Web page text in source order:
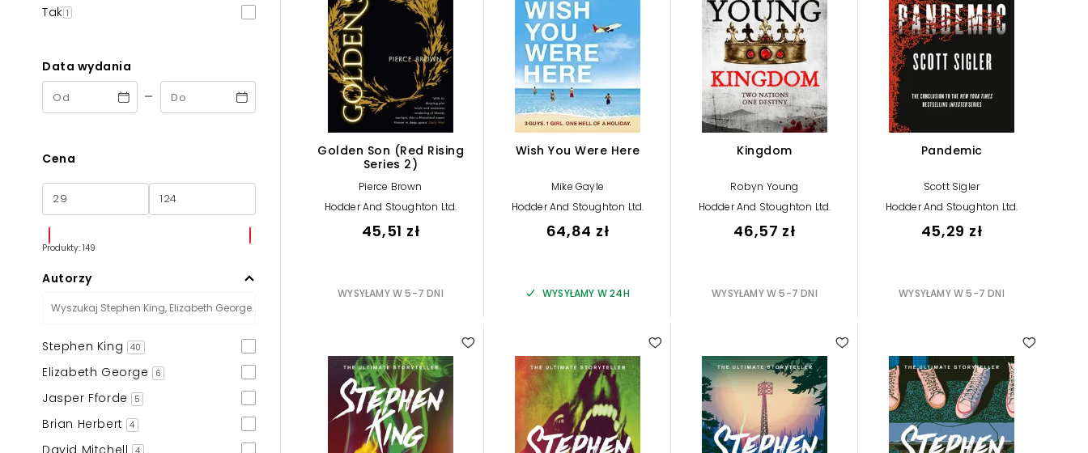
Tak 1
Data wydania
-
Cena
Produkty: 149
Autorzy
Stephen King 40
Elizabeth George 6
Jasper Fforde 5
Brian Herbert 4
David Mitchell 4
Golden Son (Red Rising
Series 2)
Pierce Brown
Hodder And Stoughton Ltd.
45,51 zł
WYSYŁAMY W 5-7 DNI
Wish You Were Here
Mike Gayle
Hodder And Stoughton Ltd.
64,84 zł
WYSYŁAMY W 24H
Kingdom
Robyn Young
Hodder And Stoughton Ltd.
46,57 zł
WYSYŁAMY W 5-7 DNI
Pandemic
Scott Sigler
Hodder And Stoughton Ltd.
45,29 zł
WYSYŁAMY W 5-7 DNI